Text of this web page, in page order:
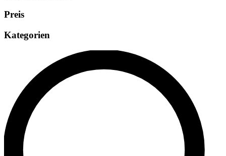
Preis
Kategorien